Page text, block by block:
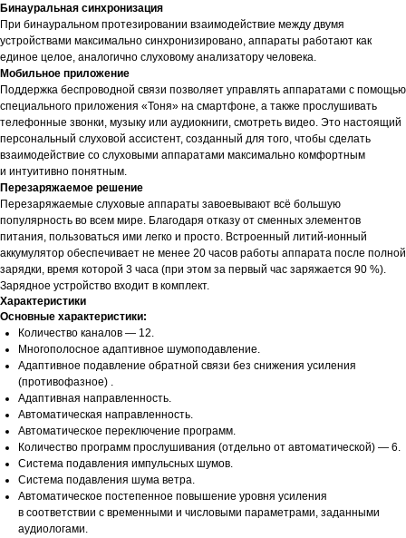
Бинауральная синхронизация
При бинауральном протезировании взаимодействие между двумя
устройствами максимально синхронизировано, аппараты работают как
единое целое, аналогично слуховому анализатору человека.
Мобильное приложение
Поддержка беспроводной связи позволяет управлять аппаратами c помощью
специального приложения «Тоня» на смартфоне, а также прослушивать
телефонные звонки, музыку или аудиокниги, смотреть видео. Это настоящий
персональный слуховой ассистент, созданный для того, чтобы сделать
взаимодействие со слуховыми аппаратами максимально комфортным
и интуитивно понятным.
Перезаряжаемое решение
Перезаряжаемые слуховые аппараты завоевывают всё большую
популярность во всем мире. Благодаря отказу от сменных элементов
питания, пользоваться ими легко и просто. Встроенный литий-ионный
аккумулятор обеспечивает не менее 20 часов работы аппарата после полной
зарядки, время которой 3 часа (при этом за первый час заряжается 90 %).
Зарядное устройство входит в комплект.
Характеристики
Основные характеристики:
Количество каналов — 12.
Многополосное адаптивное шумоподавление.
Адаптивное подавление обратной связи без снижения усиления
(противофазное) .
Адаптивная направленность.
Автоматическая направленность.
Автоматическое переключение программ.
Количество программ прослушивания (отдельно от автоматической) — 6.
Система подавления импульсных шумов.
Система подавления шума ветра.
Автоматическое постепенное повышение уровня усиления
в соответствии с временными и числовыми параметрами, заданными
аудиологами.